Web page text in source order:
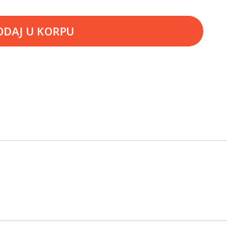
U KORPU